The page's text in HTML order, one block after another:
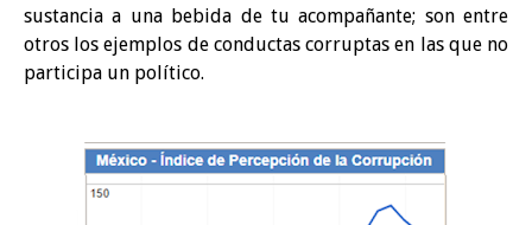
sustancia a una bebida de tu acompañante; son entre
otros los ejemplos de conductas corruptas en las que no
participa un político.